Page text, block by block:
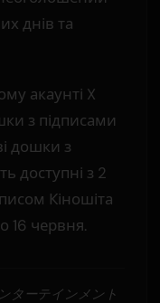
днів та
акаунті X
з підписами
дошки з
доступні з 2
Кіношіта
16 червня.
ターテインメント